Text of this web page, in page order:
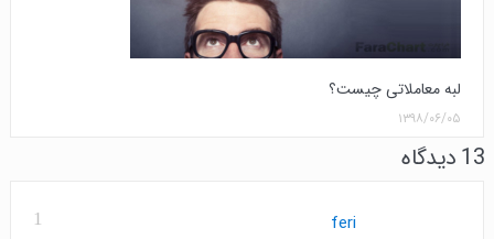
لبه معاملاتی چیست؟
۱۳۹۸/۰۶/۰۵
13 دیدگاه
1 feri